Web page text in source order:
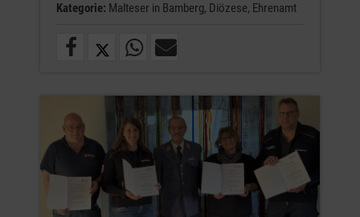
Kategorie: Malteser in Bamberg, Diözese, Ehrenamt